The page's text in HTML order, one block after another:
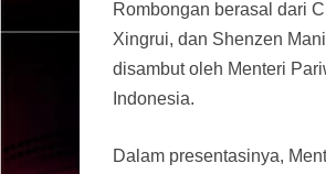
Rombongan berasal dari
Xingrui, dan Shenzen
disambut oleh Menteri
Indonesia.
Dalam presentasinya,